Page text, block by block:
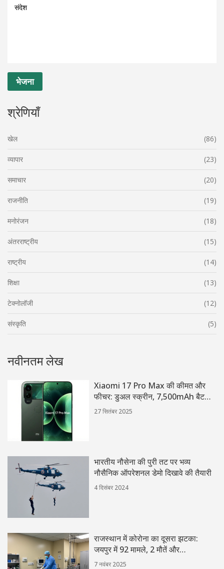
श्रेणियाँ
खेल (86)
व्यापार (23)
समाचार (20)
राजनीति (19)
मनोरंजन (18)
अंतरराष्ट्रीय (15)
राष्ट्रीय (14)
शिक्षा (13)
टेक्नोलॉजी (12)
संस्कृति (5)
नवीनतम लेख
Xiaomi 17 Pro Max की कीमत और
फीचर: डुअल स्क्रीन, 7,500mAh बैटरी
और स्नैपड्रैगन 8 एलीट
27 सितंबर 2025
भारतीय नौसेना की पुरी तट पर भव्य
नौसैनिक ऑपरेशनल डेमो दिखावे की तैयारी
4 दिसंबर 2024
राजस्थान में कोरोना का दूसरा झटका:
जयपुर में 92 मामले, 2 मौतें और
आपातकालीन बैठक
7 नवंबर 2025